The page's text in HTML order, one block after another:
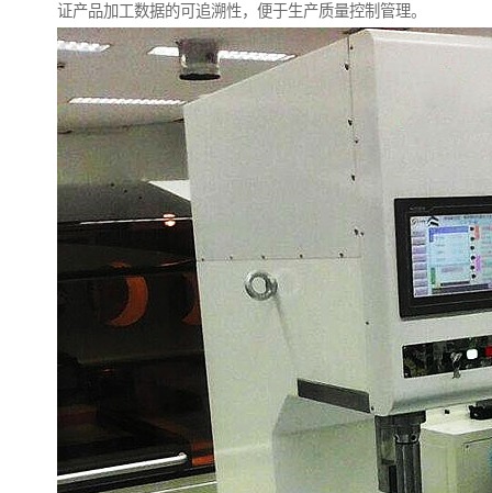
证产品加工数据的可追溯性，便于生产质量控制管理。